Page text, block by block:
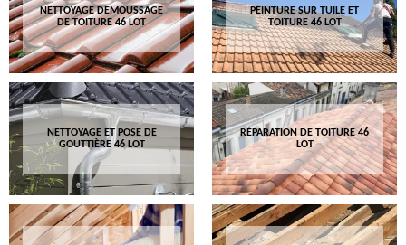
NETTOYAGE DEMOUSSAGE
DE TOITURE 46 LOT
PEINTURE SUR TUILE ET
TOITURE 46 LOT
NETTOYAGE ET POSE DE
GOUTTIÈRE 46 LOT
RÉPARATION DE TOITURE 46
LOT